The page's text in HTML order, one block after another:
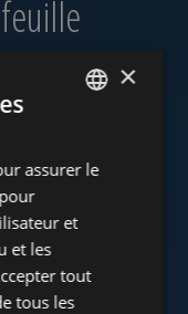
HUNGARIAN
FRENCH
ITALIAN
×
assurer le
et
et les
tout
tous les